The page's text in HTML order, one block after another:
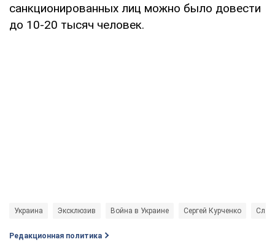
санкционированных лиц можно было довести
до 10-20 тысяч человек.
Украина Эксклюзив Война в Украине Сергей Курченко
Редакционная политика